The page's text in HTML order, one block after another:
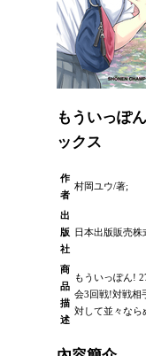
もういっぽ
ックス
作
者
村岡ユウ/著;
出
版
社
日本出版販売株
商
品
描
述
もういっぽん!
会3回戦!対戦相
対して並々なら